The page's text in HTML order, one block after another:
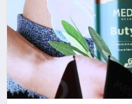
YAŞAM
MALATYA HABERLERI